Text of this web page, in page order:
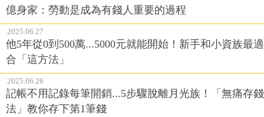
億身家：勞動是成為有錢人重要的過程
2025.06.27
他5年從0到500萬...5000元就能開始！新手和小資族最適
合「這方法」
2025.06.26
記帳不用記錄每筆開銷...5步驟脫離月光族！「無痛存錢
法」教你存下第1筆錢